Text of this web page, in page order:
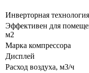
Инверторная технология
Эффективен для
м2
Марка компрессора
Дисплей
Расход воздуха, м3/ч